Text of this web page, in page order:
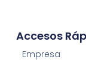
Accesos
Empresa